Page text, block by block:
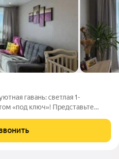
«под ключ»! Представьте
Эта светлая и тёплая